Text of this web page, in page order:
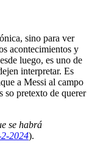
sino para ver
acontecimientos y
luego, es uno de
interpretar. Es
a Messi al campo
so pretexto de querer
se habrá
2024).